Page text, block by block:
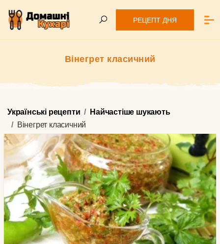
РЕЦЕПТ ДНЯ
Вінегрет класичний
Українські рецепти
Найчастіше шукають
Вінегрет класичний